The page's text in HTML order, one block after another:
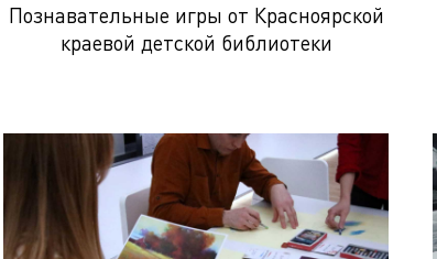
Познавательные игры от Красноярской
краевой детской библиотеки